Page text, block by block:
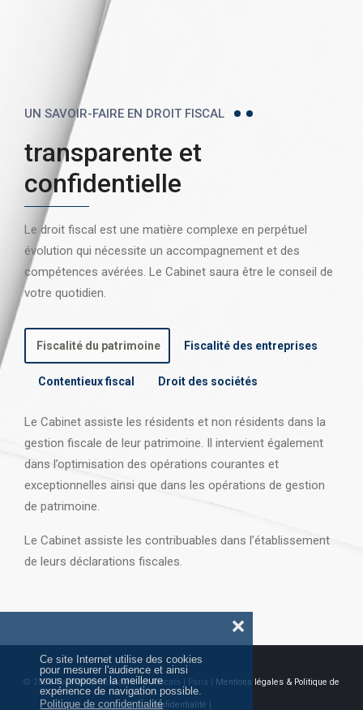
Ce site Internet utilise des cookies
pour mesurer l'audience et ainsi
vous proposer la meilleure
expérience de navigation possible.
Politique de confidentialité
❌
UN SAVOIR-FAIRE EN DROIT FISCAL
transparente et
confidentielle
Le droit fiscal est une matière complexe en perpétuel
évolution qui nécessite un accompagnement et des
compétences avérées. Le Cabinet saura être le conseil de
votre quotidien.
Fiscalité du patrimoine Fiscalité des entreprises
Contentieux fiscal Droit des sociétés
Le Cabinet assiste les résidents et non résidents dans la
gestion fiscale de leur patrimoine. Il intervient également
dans l’optimisation des opérations courantes et
exceptionnelles ainsi que dans les opérations de gestion
de patrimoine.
Le Cabinet assiste les contribuables dans l’établissement
de leurs déclarations fiscales.
© 2026 Tous droits réservés AJ Avocats | Paris | Mentions légales & Politique de
confidentialité |